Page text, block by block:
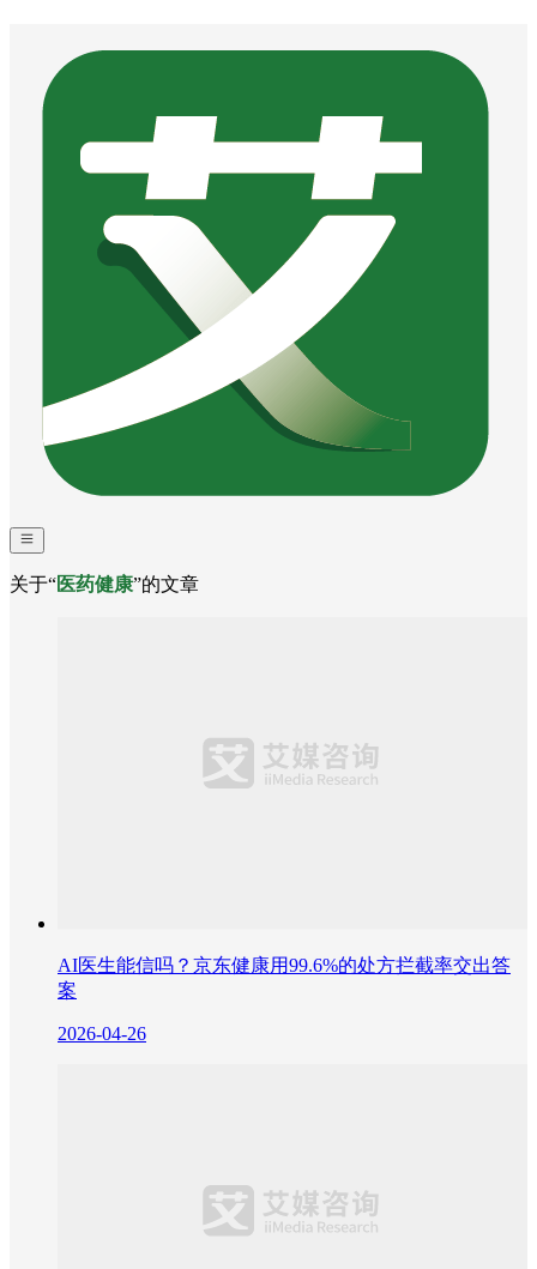
关于“医药健康”的文章
AI医生能信吗？京东健康用99.6%的处方拦截率交出答
案
2026-04-26